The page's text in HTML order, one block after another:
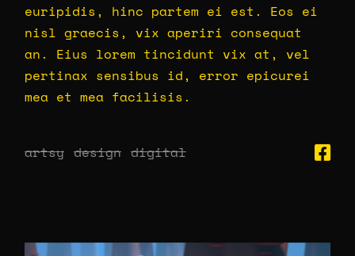
euripidis, hinc partem ei est. Eos ei
nisl graecis, vix aperiri consequat
an. Eius lorem tincidunt vix at, vel
pertinax sensibus id, error epicurei
mea et mea facilisis.
artsy design digital